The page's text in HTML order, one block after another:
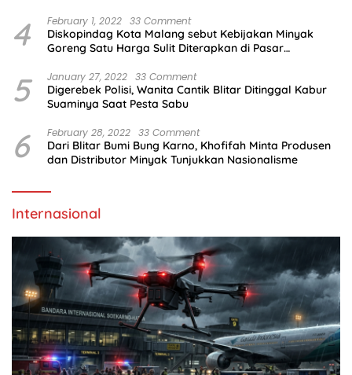
4 February 1, 2022 33 Comment
Diskopindag Kota Malang sebut Kebijakan Minyak
Goreng Satu Harga Sulit Diterapkan di Pasar
5 January 27, 2022 33 Comment
Digerebek Polisi, Wanita Cantik Blitar Ditinggal Kabur
Suaminya Saat Pesta Sabu
6 February 28, 2022 33 Comment
Dari Blitar Bumi Bung Karno, Khofifah Minta Produsen
dan Distributor Minyak Tunjukkan Nasionalisme
Internasional